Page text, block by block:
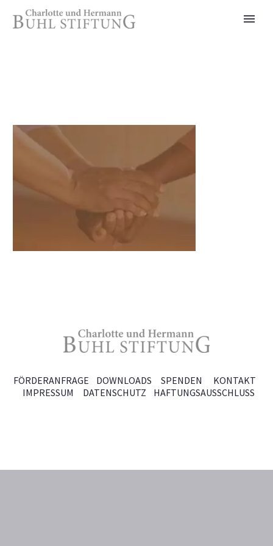
FÖRDERANFRAGE DOWNLOADS SPENDEN
KONTAKT
IMPRESSUM
DATENSCHUTZ HAFTUNGSAUSSCHLUSS